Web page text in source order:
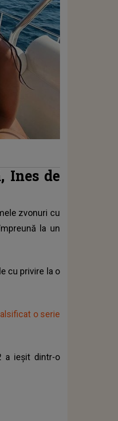
Ines de
zvonuri cu
la un
cu privire la o
o serie
a ieșit dintr-o